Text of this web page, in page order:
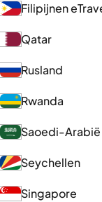
Filipijnen
Qatar
Rusland
Rwanda
Saoedi-Arabië
Seychellen
Singapore